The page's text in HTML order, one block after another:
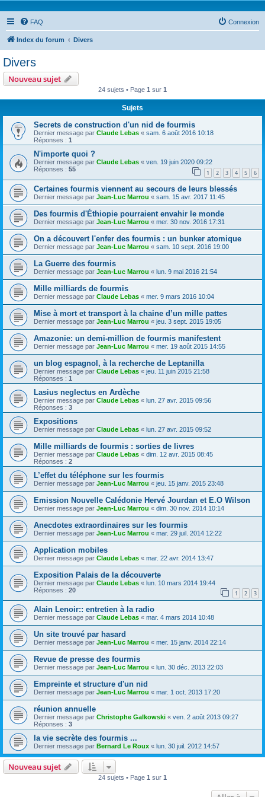
FAQ Connexion
Index du forum Divers
Divers
Nouveau sujet
24 sujets • Page 1 sur 1
Sujets
Secrets de construction d'un nid de fourmis
Dernier message par Claude Lebas « sam. 6 août 2016 10:18
Réponses : 1
N'importe quoi ?
Dernier message par Claude Lebas « ven. 19 juin 2020 09:22
Réponses : 55 1 2 3 4 5 6
Certaines fourmis viennent au secours de leurs blessés
Dernier message par Jean-Luc Marrou « sam. 15 avr. 2017 11:45
Des fourmis d'Éthiopie pourraient envahir le monde
Dernier message par Jean-Luc Marrou « mer. 30 nov. 2016 17:31
On a découvert l'enfer des fourmis : un bunker atomique
Dernier message par Jean-Luc Marrou « sam. 10 sept. 2016 19:00
La Guerre des fourmis
Dernier message par Jean-Luc Marrou « lun. 9 mai 2016 21:54
Mille milliards de fourmis
Dernier message par Claude Lebas « mer. 9 mars 2016 10:04
Mise à mort et transport à la chaine d’un mille pattes
Dernier message par Jean-Luc Marrou « jeu. 3 sept. 2015 19:05
Amazonie: un demi-million de fourmis manifestent
Dernier message par Jean-Luc Marrou « mer. 19 août 2015 14:55
un blog espagnol, à la recherche de Leptanilla
Dernier message par Claude Lebas « jeu. 11 juin 2015 21:58
Réponses : 1
Lasius neglectus en Ardèche
Dernier message par Claude Lebas « lun. 27 avr. 2015 09:56
Réponses : 3
Expositions
Dernier message par Claude Lebas « lun. 27 avr. 2015 09:52
Mille milliards de fourmis : sorties de livres
Dernier message par Claude Lebas « dim. 12 avr. 2015 08:45
Réponses : 2
L’effet du téléphone sur les fourmis
Dernier message par Jean-Luc Marrou « jeu. 15 janv. 2015 23:48
Emission Nouvelle Calédonie Hervé Jourdan et E.O Wilson
Dernier message par Jean-Luc Marrou « dim. 30 nov. 2014 10:14
Anecdotes extraordinaires sur les fourmis
Dernier message par Jean-Luc Marrou « mar. 29 juil. 2014 12:22
Application mobiles
Dernier message par Claude Lebas « mar. 22 avr. 2014 13:47
Exposition Palais de la découverte
Dernier message par Claude Lebas « lun. 10 mars 2014 19:44
Réponses : 20 1 2 3
Alain Lenoir:: entretien à la radio
Dernier message par Claude Lebas « mar. 4 mars 2014 10:48
Un site trouvé par hasard
Dernier message par Jean-Luc Marrou « mer. 15 janv. 2014 22:14
Revue de presse des fourmis
Dernier message par Jean-Luc Marrou « lun. 30 déc. 2013 22:03
Empreinte et structure d'un nid
Dernier message par Jean-Luc Marrou « mar. 1 oct. 2013 17:20
réunion annuelle
Dernier message par Christophe Galkowski « ven. 2 août 2013 09:27
Réponses : 3
la vie secrète des fourmis ...
Dernier message par Bernard Le Roux « lun. 30 juil. 2012 14:57
Nouveau sujet
24 sujets • Page 1 sur 1